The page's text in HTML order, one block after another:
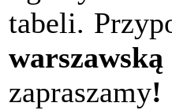
tabeli.
zapraszamy!